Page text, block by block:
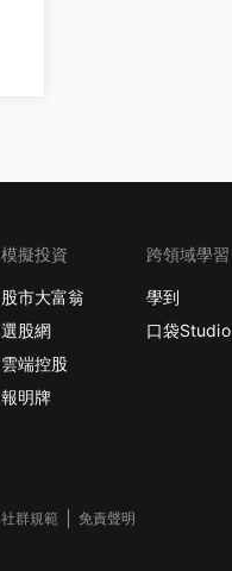
模擬投資
股市大富翁
選股網
雲端控股
報明牌
跨領域學習
學到
口袋Studio
社群規範 免責聲明